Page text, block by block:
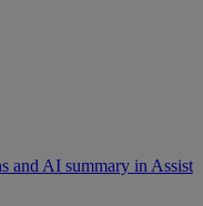
and AI summary in Assist